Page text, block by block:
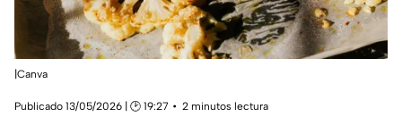
|Canva
Publicado 13/05/2026 | 🕑 19:27
2 minutos lectura